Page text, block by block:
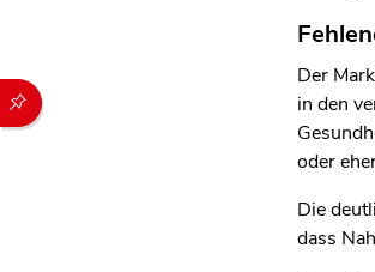
Durch die folgenden Buttons können Sie
Der
in den
oder
Die
dass